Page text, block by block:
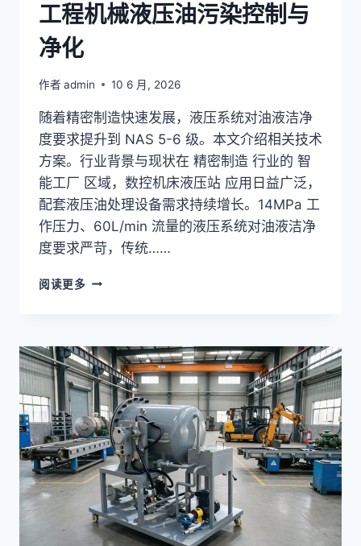
工程机械液压油污染控制与
净化
作者 admin 10 6 月, 2026
随着精密制造快速发展，液压系统对油液洁净
度要求提升到 NAS 5-6 级。本文介绍相关技术
方案。行业背景与现状在 精密制造 行业的 智
能工厂 区域，数控机床液压站 应用日益广泛，
配套液压油处理设备需求持续增长。14MPa 工
作压力、60L/min 流量的液压系统对油液洁净
度要求严苛，传统……
阅读更多 工
液
压
油
污
染
控
制
与
净